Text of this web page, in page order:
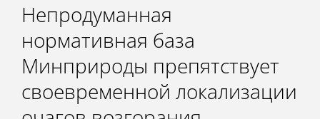
Материалы для СМИ
Публикации
Научная жизнь
Непродуманная
нормативная база
Минприроды препятствует
своевременной локализации